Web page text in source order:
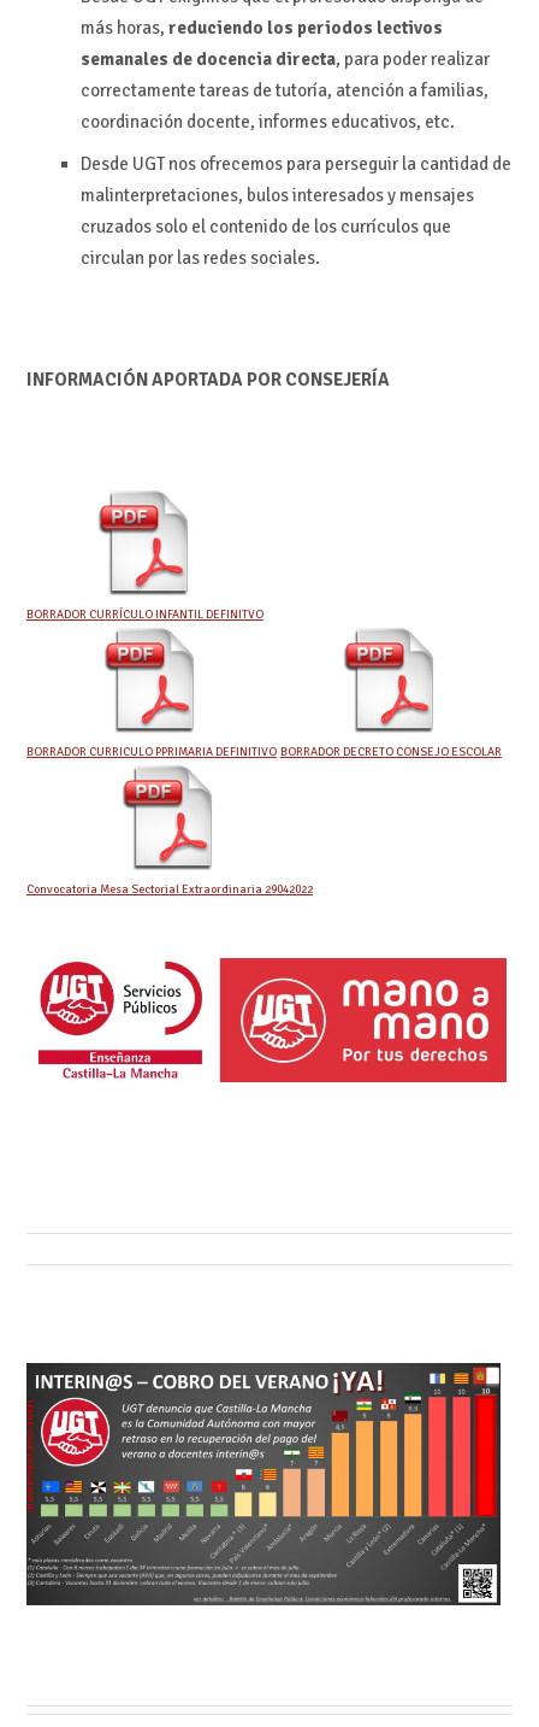
más horas, reduciendo los periodos lectivos
semanales de docencia directa, para poder realizar
correctamente tareas de tutoría, atención a familias,
coordinación docente, informes educativos, etc.
Desde UGT nos ofrecemos para perseguir la cantidad de
malinterpretaciones, bulos interesados y mensajes
cruzados solo el contenido de los currículos que
circulan por las redes sociales.
INFORMACIÓN APORTADA POR CONSEJERÍA
BORRADOR CURRÍCULO INFANTIL DEFINITVO
BORRADOR CURRICULO PPRIMARIA DEFINITIVO BORRADOR DECRETO CONSEJO ESCOLAR
Convocatoria Mesa Sectorial Extraordinaria 29042022